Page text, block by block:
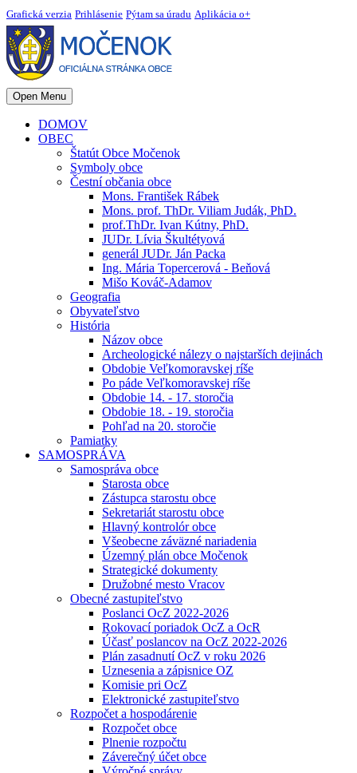
Grafická verzia Prihlásenie Pýtam sa úradu Aplikácia o+
Open Menu
DOMOV
OBEC
Štatút Obce Močenok
Symboly obce
Čestní občania obce
Mons. František Rábek
Mons. prof. ThDr. Viliam Judák, PhD.
prof.ThDr. Ivan Kútny, PhD.
JUDr. Lívia Škultétyová
generál JUDr. Ján Packa
Ing. Mária Topercerová - Beňová
Mišo Kováč-Adamov
Geografia
Obyvateľstvo
História
Názov obce
Archeologické nálezy o najstarších dejinách
Obdobie Veľkomoravskej ríše
Po páde Veľkomoravskej ríše
Obdobie 14. - 17. storočia
Obdobie 18. - 19. storočia
Pohľad na 20. storočie
Pamiatky
SAMOSPRÁVA
Samospráva obce
Starosta obce
Zástupca starostu obce
Sekretariát starostu obce
Hlavný kontrolór obce
Všeobecne záväzné nariadenia
Územný plán obce Močenok
Strategické dokumenty
Družobné mesto Vracov
Obecné zastupiteľstvo
Poslanci OcZ 2022-2026
Rokovací poriadok OcZ a OcR
Účasť poslancov na OcZ 2022-2026
Plán zasadnutí OcZ v roku 2026
Uznesenia a zápisnice OZ
Komisie pri OcZ
Elektronické zastupiteľstvo
Rozpočet a hospodárenie
Rozpočet obce
Plnenie rozpočtu
Záverečný účet obce